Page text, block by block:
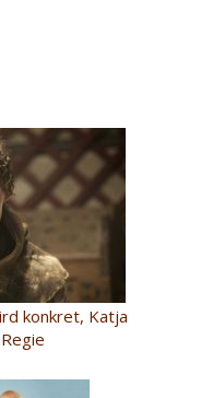
konkret, Katja